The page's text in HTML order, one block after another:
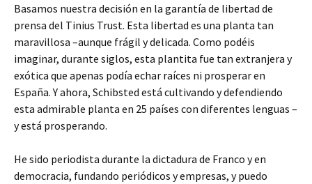
Basamos nuestra decisión en la garantía de libertad de
prensa del Tinius Trust. Esta libertad es una planta tan
maravillosa –aunque frágil y delicada. Como podéis
imaginar, durante siglos, esta plantita fue tan extranjera y
exótica que apenas podía echar raíces ni prosperar en
España. Y ahora, Schibsted está cultivando y defendiendo
esta admirable planta en 25 países con diferentes lenguas –
y está prosperando.
He sido periodista durante la dictadura de Franco y en
democracia, fundando periódicos y empresas, y puedo